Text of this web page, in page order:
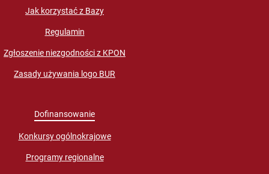
Jak korzystać z Bazy
Regulamin
Zgłoszenie niezgodności z KPON
Zasady używania logo BUR
Dofinansowanie
Konkursy ogólnokrajowe
Programy regionalne